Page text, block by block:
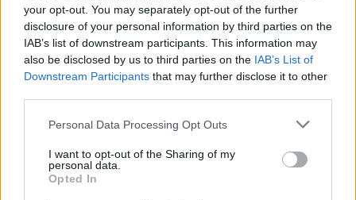
your opt-out. You may separately opt-out of the further
disclosure of your personal information by third parties on the
IAB’s list of downstream participants. This information may
also be disclosed by us to third parties on the IAB’s List of
Downstream Participants that may further disclose it to other
Personal Data Processing Opt Outs
I want to opt-out of the Sharing of my
personal data.
Opted In
Συνελήφθη 22χρονος για
απάτη: Της άρπαξε χρήματα
και κοσμήματα με το κόλπο
της «ηλεκτροπληξίας»
ΕΛΛΆΔΑ ΠΡΙΝ 5 ΕΒΔΟΜΆΔΕΣ
ΔΙΑΦΗΜΙΣΗ